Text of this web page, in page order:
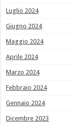
Luglio 2024
Giugno 2024
Maggio 2024
Aprile 2024
Marzo 2024
Febbraio 2024
Gennaio 2024
Dicembre 2023